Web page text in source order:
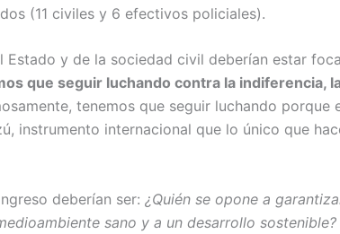
(11 civiles y 6 efectivos policiales).
Estado y de la sociedad civil deberían estar
que seguir luchando contra la indiferencia,
tenemos que seguir luchando porque
instrumento internacional que lo único que
deberían ser: ¿Quién se opone a
sano y a un desarrollo sostenible?